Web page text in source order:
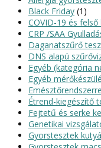
Black Friday (1)
COVID-19 és
CRP /SAA
Daganatszűrő
DNS alapú
Egyéb (kategória
Egyéb
Étrend-kiegészítő
Fejtetű és serke
Genetikai
Gyorstesztek